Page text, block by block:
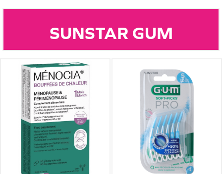
SUNSTAR GUM